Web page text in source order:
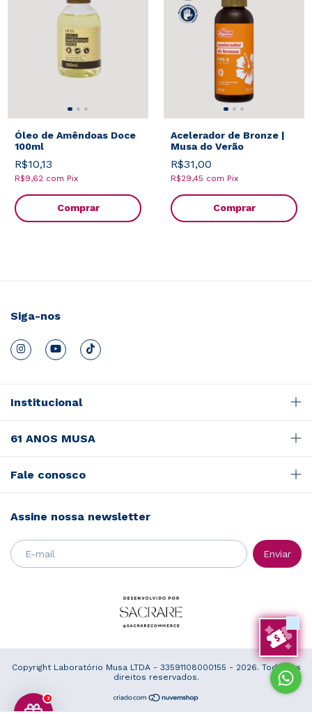
Óleo de Amêndoas Doce
100ml
R$10,13
R$9,62 com Pix
Comprar
Acelerador de Bronze |
Musa do Verão
R$31,00
R$29,45 com Pix
Comprar
Siga-nos
Institucional
61 ANOS MUSA
Fale conosco
Assine nossa newsletter
Copyright Laboratório Musa LTDA - 33591108000155 - 2026. Todos os
direitos reservados.
3